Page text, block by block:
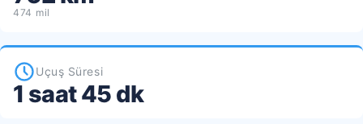
474 mil
Uçuş Süresi
1 saat 45 dk